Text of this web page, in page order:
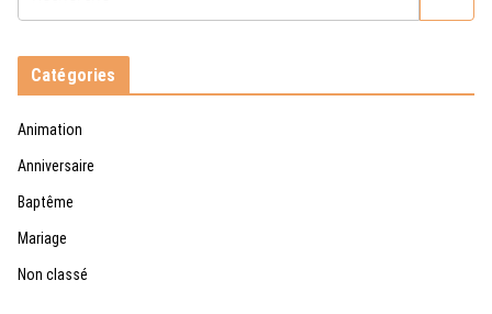
Catégories
Animation
Anniversaire
Baptême
Mariage
Non classé